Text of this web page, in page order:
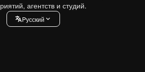
агентств и студий.
Pусский